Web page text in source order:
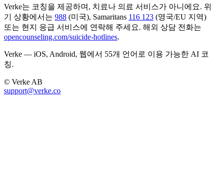
Verke는 코칭을 제공하며, 치료나 의료 서비스가 아니에요. 위
기 상황에서는 988 (미국), Samaritans 116 123 (영국/EU 지역)
또는 현지 응급 서비스에 연락해 주세요. 해외 상담 전화는
opencounseling.com/suicide-hotlines.
Verke — iOS, Android, 웹에서 55개 언어로 이용 가능한 AI 코
칭.
© Verke AB
support@verke.co